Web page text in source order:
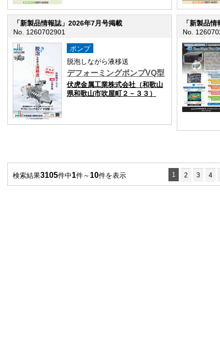
「新製品情報誌」2026年7月号掲載
No. 1260702901
ポンプ
脱泡しながら液移送
デフォーミングポンプVQ型
伏虎金属工業株式会社（和歌山
県和歌山市吹屋町２－３３）
「新製品
No.
検索結果3105件中1件～ 10件を表示 1 2 3 4